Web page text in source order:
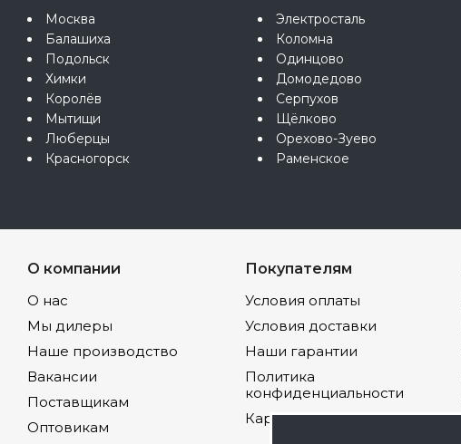
Москва
Балашиха
Подольск
Химки
Королёв
Мытищи
Люберцы
Красногорск
Электросталь
Коломна
Одинцово
Домодедово
Серпухов
Щёлково
Орехово-Зуево
Раменское
О компании
О нас
Мы дилеры
Наше производство
Вакансии
Поставщикам
Оптовикам
Покупателям
Условия оплаты
Условия доставки
Наши гарантии
Политика
конфиденциальности
Карта сайта